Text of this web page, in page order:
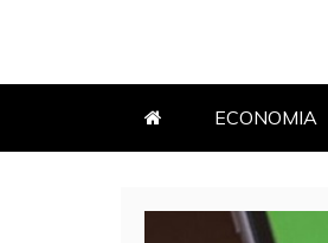
LA
ECONOMIA